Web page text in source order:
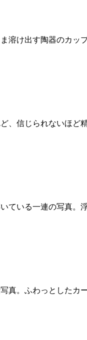
溶け出す陶器のカッ
、信じられないほど
ている一連の写真。
真。ふわっとしたカ